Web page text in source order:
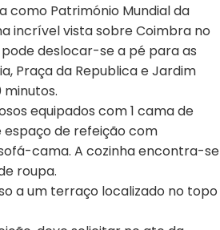
como Património Mundial da
incrível vista sobre Coimbra no
deslocar-se a pé para as
Praça da Republica e Jardim
minutos.
equipados com 1 cama de
espaço de refeição com
cama. A cozinha encontra-se
roupa.
a um terraço localizado no topo